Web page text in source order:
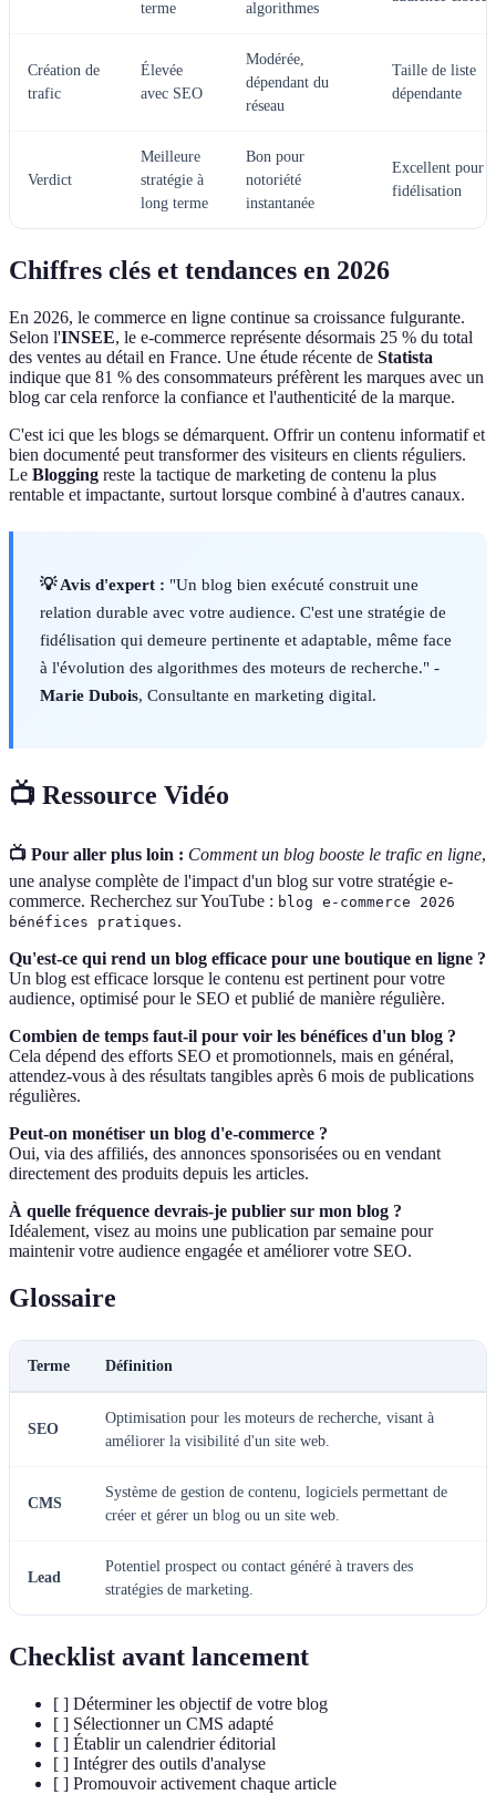
terme algorithmes
Création de
trafic
Élevée
avec SEO
Modérée,
dépendant du
réseau
Taille de liste
dépendante
Verdict
Meilleure
stratégie à
long terme
Bon pour
notoriété
instantanée
Excellent pour
fidélisation
Chiffres clés et tendances en 2026
En 2026, le commerce en ligne continue sa croissance fulgurante.
Selon l'INSEE, le e-commerce représente désormais 25 % du total
des ventes au détail en France. Une étude récente de Statista
indique que 81 % des consommateurs préfèrent les marques avec un
blog car cela renforce la confiance et l'authenticité de la marque.
C'est ici que les blogs se démarquent. Offrir un contenu informatif et
bien documenté peut transformer des visiteurs en clients réguliers.
Le Blogging reste la tactique de marketing de contenu la plus
rentable et impactante, surtout lorsque combiné à d'autres canaux.
💡 Avis d'expert : "Un blog bien exécuté construit une
relation durable avec votre audience. C'est une stratégie de
fidélisation qui demeure pertinente et adaptable, même face
à l'évolution des algorithmes des moteurs de recherche." -
Marie Dubois, Consultante en marketing digital.
📺 Ressource Vidéo
📺 Pour aller plus loin : Comment un blog booste le trafic en ligne,
une analyse complète de l'impact d'un blog sur votre stratégie e-
commerce. Recherchez sur YouTube : blog e-commerce 2026
bénéfices pratiques.
Qu'est-ce qui rend un blog efficace pour une boutique en ligne ?
Un blog est efficace lorsque le contenu est pertinent pour votre
audience, optimisé pour le SEO et publié de manière régulière.
Combien de temps faut-il pour voir les bénéfices d'un blog ?
Cela dépend des efforts SEO et promotionnels, mais en général,
attendez-vous à des résultats tangibles après 6 mois de publications
régulières.
Peut-on monétiser un blog d'e-commerce ?
Oui, via des affiliés, des annonces sponsorisées ou en vendant
directement des produits depuis les articles.
À quelle fréquence devrais-je publier sur mon blog ?
Idéalement, visez au moins une publication par semaine pour
maintenir votre audience engagée et améliorer votre SEO.
Glossaire
Terme Définition
SEO
Optimisation pour les moteurs de recherche, visant à
améliorer la visibilité d'un site web.
CMS
Système de gestion de contenu, logiciels permettant de
créer et gérer un blog ou un site web.
Lead
Potentiel prospect ou contact généré à travers des
stratégies de marketing.
Checklist avant lancement
[ ] Déterminer les objectif de votre blog
[ ] Sélectionner un CMS adapté
[ ] Établir un calendrier éditorial
[ ] Intégrer des outils d'analyse
[ ] Promouvoir activement chaque article